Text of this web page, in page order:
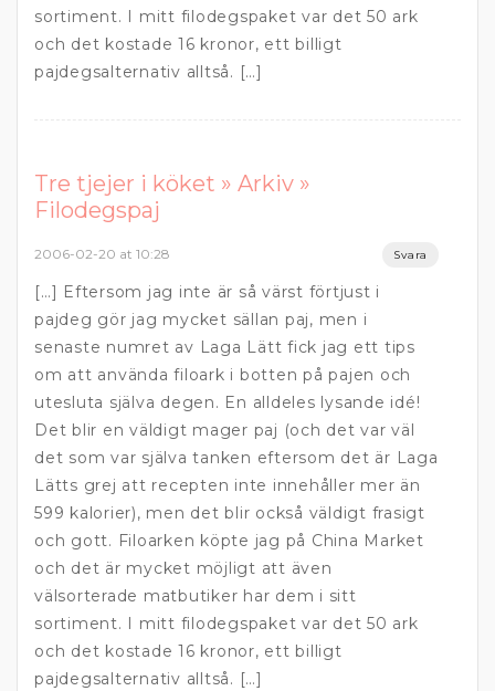
sortiment. I mitt filodegspaket var det 50 ark
och det kostade 16 kronor, ett billigt
pajdegsalternativ alltså. […]
Tre tjejer i köket » Arkiv »
Filodegspaj
2006-02-20 at 10:28 Svara
[…] Eftersom jag inte är så värst förtjust i
pajdeg gör jag mycket sällan paj, men i
senaste numret av Laga Lätt fick jag ett tips
om att använda filoark i botten på pajen och
utesluta själva degen. En alldeles lysande idé!
Det blir en väldigt mager paj (och det var väl
det som var själva tanken eftersom det är Laga
Lätts grej att recepten inte innehåller mer än
599 kalorier), men det blir också väldigt frasigt
och gott. Filoarken köpte jag på China Market
och det är mycket möjligt att även
välsorterade matbutiker har dem i sitt
sortiment. I mitt filodegspaket var det 50 ark
och det kostade 16 kronor, ett billigt
pajdegsalternativ alltså. […]